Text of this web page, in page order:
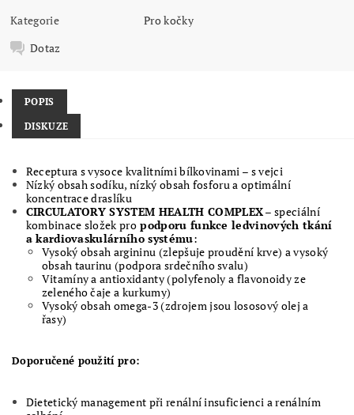
Kategorie
Pro kočky
Dotaz
POPIS
DISKUZE
Receptura s vysoce kvalitními bílkovinami – s vejci
Nízký obsah sodíku, nízký obsah fosforu a optimální
koncentrace draslíku
CIRCULATORY SYSTEM HEALTH COMPLEX– speciální
kombinace složek pro podporu funkce ledvinových tkání
a kardiovaskulárního systému:
Vysoký obsah argininu (zlepšuje proudění krve) a vysoký
obsah taurinu (podpora srdečního svalu)
Vitamíny a antioxidanty (polyfenoly a flavonoidy ze
zeleného čaje a kurkumy)
Vysoký obsah omega-3 (zdrojem jsou lososový olej a
řasy)
Doporučené použití pro:
Dietetický management při renální insuficienci a renálním